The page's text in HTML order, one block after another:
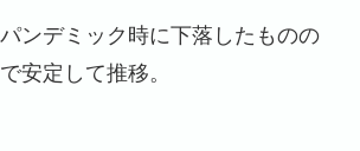
ンデミック時に下落したものの
安定して推移。